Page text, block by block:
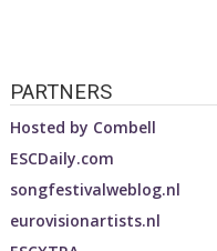
PARTNERS
Hosted by Combell
ESCDaily.com
songfestivalweblog.nl
eurovisionartists.nl